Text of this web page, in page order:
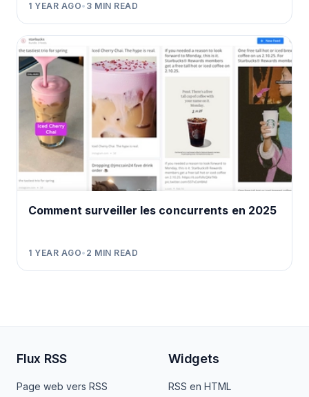
1 YEAR AGO• 3 MIN READ
Comment surveiller les concurrents en 2025
1 YEAR AGO• 2 MIN READ
Flux RSS
Page web vers RSS
Widgets
RSS en HTML